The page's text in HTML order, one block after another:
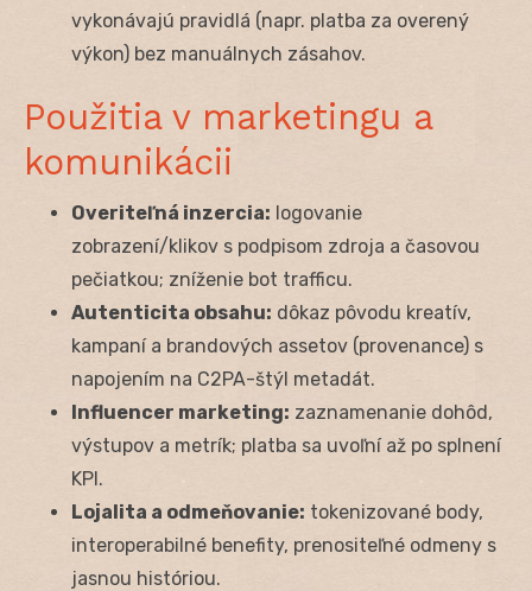
vykonávajú pravidlá (napr. platba za overený
výkon) bez manuálnych zásahov.
Použitia v marketingu a
komunikácii
Overiteľná inzercia: logovanie
zobrazení/klikov s podpisom zdroja a časovou
pečiatkou; zníženie bot trafficu.
Autenticita obsahu: dôkaz pôvodu kreatív,
kampaní a brandových assetov (provenance) s
napojením na C2PA-štýl metadát.
Influencer marketing: zaznamenanie dohôd,
výstupov a metrík; platba sa uvoľní až po splnení
KPI.
Lojalita a odmeňovanie: tokenizované body,
interoperabilné benefity, prenositeľné odmeny s
jasnou históriou.